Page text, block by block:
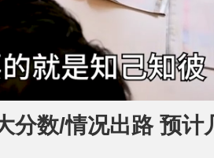
分数/情况出路 预计